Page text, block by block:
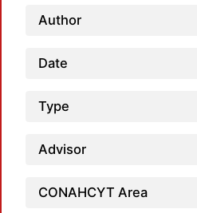
Author
Date
Type
Advisor
CONAHCYT Area